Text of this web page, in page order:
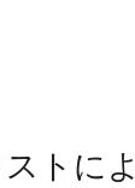
トによ